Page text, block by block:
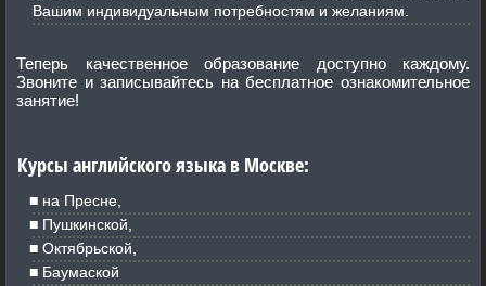
Вашим индивидуальным потребностям и желаниям.
Теперь качественное образование доступно каждому.
Звоните и записывайтесь на бесплатное ознакомительное
занятие!
Курсы английского языка в Москве:
на Пресне,
Пушкинской,
Октябрьской,
Баумаской